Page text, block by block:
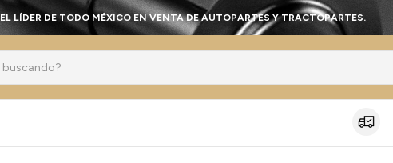
EL LÍDER DE TODO MÉXICO EN VENTA DE AUTOPARTES Y TRACTOPARTES.